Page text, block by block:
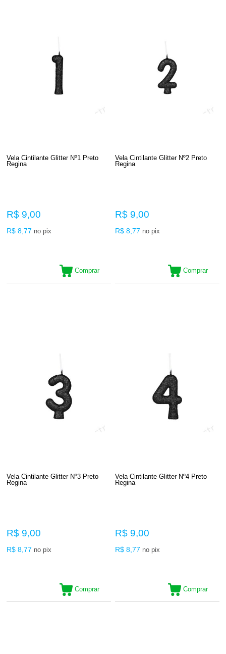
Vela Cintilante Glitter Nº1 Preto
Regina
R$ 9,00
R$ 8,77 no pix
Comprar
Vela Cintilante Glitter Nº2 Preto
Regina
R$ 9,00
R$ 8,77 no pix
Comprar
Vela Cintilante Glitter Nº3 Preto
Regina
R$ 9,00
R$ 8,77 no pix
Comprar
Vela Cintilante Glitter Nº4 Preto
Regina
R$ 9,00
R$ 8,77 no pix
Comprar